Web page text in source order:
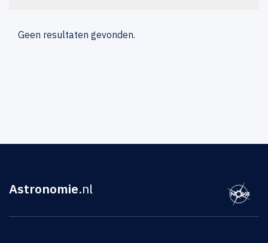
Geen resultaten gevonden.
Astronomie.nl